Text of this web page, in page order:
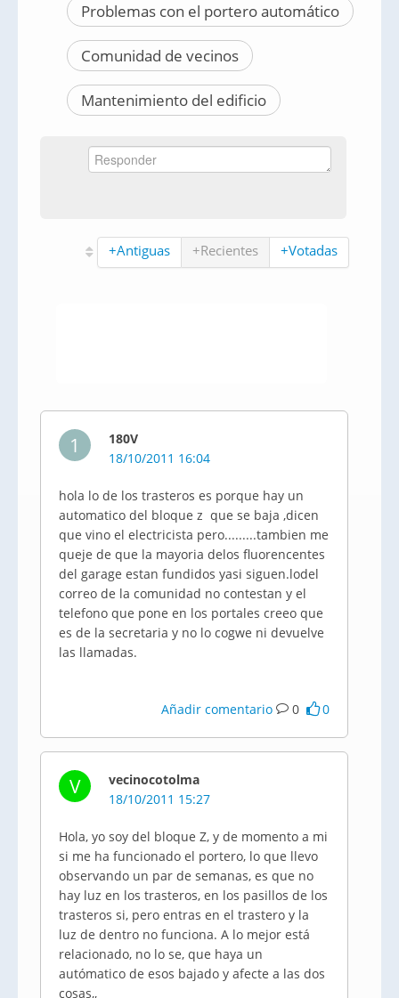
Problemas con el portero automático
Comunidad de vecinos
Mantenimiento del edificio
+Antiguas +Recientes +Votadas
1
180V
18/10/2011 16:04
hola lo de los trasteros es porque hay un
automatico del bloque z que se baja ,dicen
que vino el electricista pero.........tambien me
queje de que la mayoria delos fluorencentes
del garage estan fundidos yasi siguen.lodel
correo de la comunidad no contestan y el
telefono que pone en los portales creeo que
es de la secretaria y no lo cogwe ni devuelve
las llamadas.
Añadir comentario 0 0
V
vecinocotolma
18/10/2011 15:27
Hola, yo soy del bloque Z, y de momento a mi
si me ha funcionado el portero, lo que llevo
observando un par de semanas, es que no
hay luz en los trasteros, en los pasillos de los
trasteros si, pero entras en el trastero y la
luz de dentro no funciona. A lo mejor está
relacionado, no lo se, que haya un
autómatico de esos bajado y afecte a las dos
cosas,,